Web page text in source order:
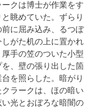
クは博士が作業をす
眺めていた。ずらり
に屈み込み、るつぼ
がた机の上に置かれ
手の笠のついた小型
、壁の張り出した箇
を照らした。暗がり
ラークは、ほの暗い
光とおぼろな暗闇の